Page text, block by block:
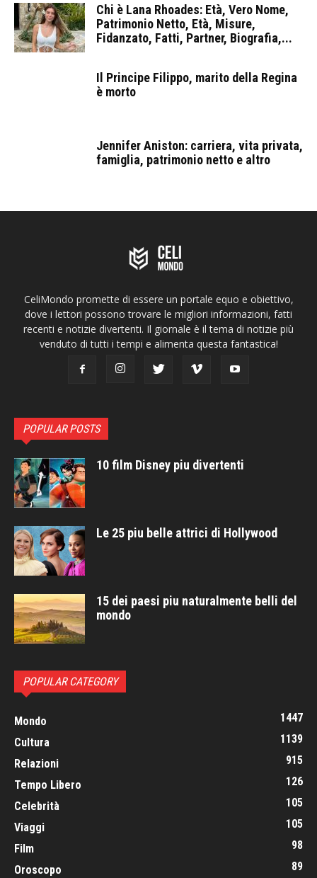
Chi è Lana Rhoades: Età, Vero Nome,
Patrimonio Netto, Età, Misure,
Fidanzato, Fatti, Partner, Biografia,...
Il Principe Filippo, marito della Regina
è morto
Jennifer Aniston: carriera, vita privata,
famiglia, patrimonio netto e altro
CeliMondo promette di essere un portale equo e obiettivo,
dove i lettori possono trovare le migliori informazioni, fatti
recenti e notizie divertenti. Il giornale è il tema di notizie più
venduto di tutti i tempi e alimenta questa fantastica!
POPULAR POSTS
10 film Disney piu divertenti
Le 25 piu belle attrici di Hollywood
15 dei paesi piu naturalmente belli del
mondo
POPULAR CATEGORY
Mondo
1447
Cultura
1139
Relazioni
915
Tempo Libero
126
Celebrità
105
Viaggi
105
Film
98
Oroscopo
89